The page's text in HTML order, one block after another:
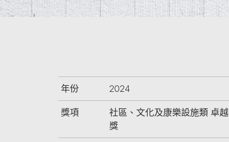
年份 2024
獎項
社區、文化及康樂設施類 卓越
獎